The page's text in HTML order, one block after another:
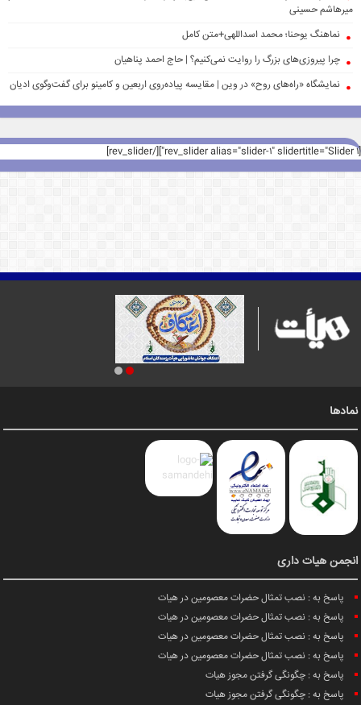
میرهاشم حسینی
نماهنگ یوحنا؛ محمد اسداللهی+متن کامل
چرا پیروزی‌های بزرگ را روایت نمی‌کنیم؟ | حاج احمد پناهیان
نمایشگاه «راه‌های روح» در وین | مقایسه پیاده‌روی اربعین و کامینو برای گفت‌وگوی ادیان
[rev_slider alias="slider-1" slidertitle="Slider 1"][/rev_slider]
نمادها
انجمن هیات داری
پاسخ به : نصب تمثال حضرات معصومین در هیات
پاسخ به : نصب تمثال حضرات معصومین در هیات
پاسخ به : نصب تمثال حضرات معصومین در هیات
پاسخ به : نصب تمثال حضرات معصومین در هیات
پاسخ به : چگونگی گرفتن مجوز هیات
پاسخ به : چگونگی گرفتن مجوز هیات